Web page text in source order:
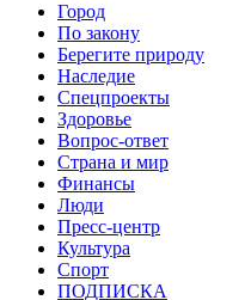
Город
По закону
Берегите природу
Наследие
Спецпроекты
Здоровье
Вопрос-ответ
Страна и мир
Финансы
Люди
Пресс-центр
Культура
Спорт
ПОДПИСКА